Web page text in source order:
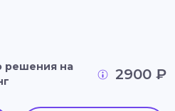
решения на
2900 ₽